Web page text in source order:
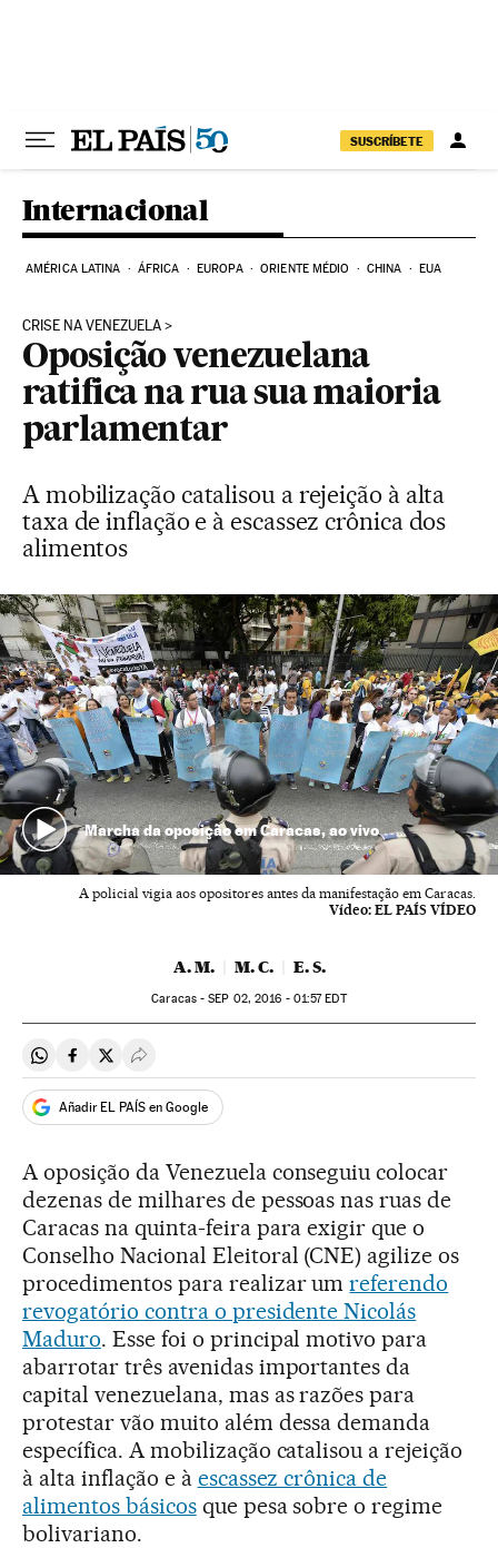
SUSCRÍBETE
Internacional
AMÉRICA LATINA ÁFRICA EUROPA ORIENTE MÉDIO CHINA EUA
CRISE NA VENEZUELA
Oposição venezuelana
ratifica na rua sua maioria
parlamentar
A mobilização catalisou a rejeição à alta
taxa de inflação e à escassez crônica dos
alimentos
Marcha da oposição em Caracas, ao vivo
A policial vigia aos opositores antes da manifestação em Caracas.
Vídeo: EL PAÍS VÍDEO
A. M. M. C. E. S.
Caracas -SEP 02, 2016 - 01:57EDT
Compartir en Whatsapp
Compartir en Facebook
Compartir en Twitter
Desplegar Redes Sociales
Añadir EL PAÍS en Google
A oposição da Venezuela conseguiu colocar
dezenas de milhares de pessoas nas ruas de
Caracas na quinta-feira para exigir que o
Conselho Nacional Eleitoral (CNE) agilize os
procedimentos para realizar umreferendo
revogatório contra o presidente Nicolás
Maduro. Esse foi o principal motivo para
abarrotar três avenidas importantes da
capital venezuelana, mas as razões para
protestar vão muito além dessa demanda
específica. A mobilização catalisou a rejeição
à alta inflação e à escassez crônica de
alimentos básicosque pesa sobre o regime
bolivariano.